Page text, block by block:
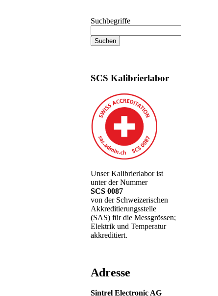
Suchbegriffe
SCS Kalibrierlabor
Unser Kalibrierlabor ist
unter der Nummer
SCS 0087
von der Schweizerischen
Akkreditierungsstelle
(SAS) für die Messgrössen;
Elektrik und Temperatur
akkreditiert.
Adresse
Sintrel Electronic AG